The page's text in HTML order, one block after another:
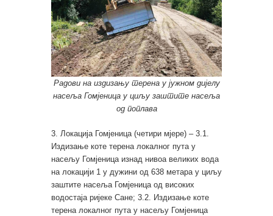
Радови на издизању терена у јужном дијелу
насеља Гомјеница у циљу заштите насеља
од поплава
3. Локација Гомјеница (четири мјере) – 3.1.
Издизање коте терена локалног пута у
насељу Гомјеница изнад нивоа великих вода
на локацији 1 у дужини од 638 метара у циљу
заштите насеља Гомјеница од високих
водостаја ријеке Сане; 3.2. Издизање коте
терена локалног пута у насељу Гомјеница